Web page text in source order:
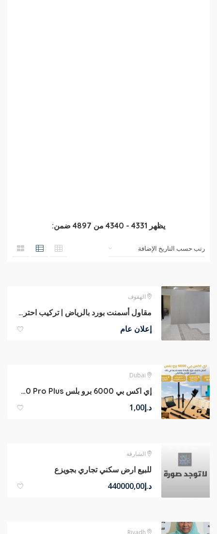
يظهر 4331
-
4340 من 4897 ضمن:
الهفوف‎
مقاول أسمنت بورد بالرياض | تركيب احترافي وجودة عالية
إعلان عام
إي اكس بي 6000 برو بلس eXp 6000 Pro Plus من OKM الألمانية
د.إ1,00
الشارقة
للبيع ارض سكني تجاري بجويزع
د.إ440000,00